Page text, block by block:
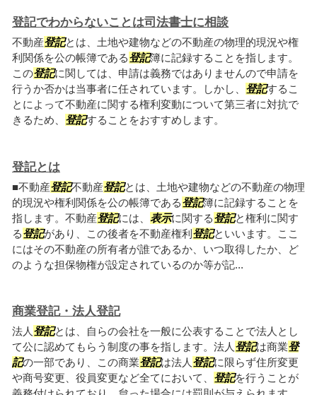
登記でわからないことは司法書士に相談
不動産登記とは、土地や建物などの不動産の物理的現況や権
利関係を公の帳簿である登記簿に記録することを指します。
この登記に関しては、申請は義務ではありませんので申請を
行うか否かは当事者に任されています。しかし、 登記するこ
とによって不動産に関する権利変動について第三者に対抗で
きるため、 登記することをおすすめします。
登記とは
■不動産登記不動産登記とは、土地や建物などの不動産の物理
的現況や権利関係を公の帳簿である登記簿に記録することを
指します。不動産登記には、 表示に関する登記と権利に関す
る登記があり、この後者を不動産権利 登記といいます。ここ
にはその不動産の所有者が誰であるか、いつ取得したか、ど
のような担保物権が設定されているのか等が記...
商業登記・法人登記
法人登記とは、自らの会社を一般に公表することで法人とし
て公に認めてもらう制度の事を指します。法人登記は商業登
記の一部であり、この商業登記は法人登記に限らず住所変更
や商号変更、役員変更など全てにおいて、 登記を行うことが